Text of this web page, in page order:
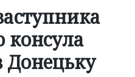
консула